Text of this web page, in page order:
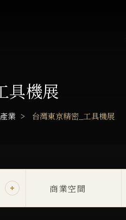
具機展
業 台灣東京精密_工具機展
商業空間